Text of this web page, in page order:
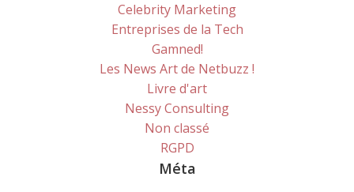
Celebrity Marketing
Entreprises de la Tech
Gamned!
Les News Art de Netbuzz !
Livre d'art
Nessy Consulting
Non classé
RGPD
Méta